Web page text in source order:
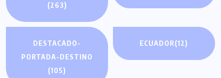
(263)
DESTACADO-
PORTADA-DESTINO
(105)
ECUADOR(12)